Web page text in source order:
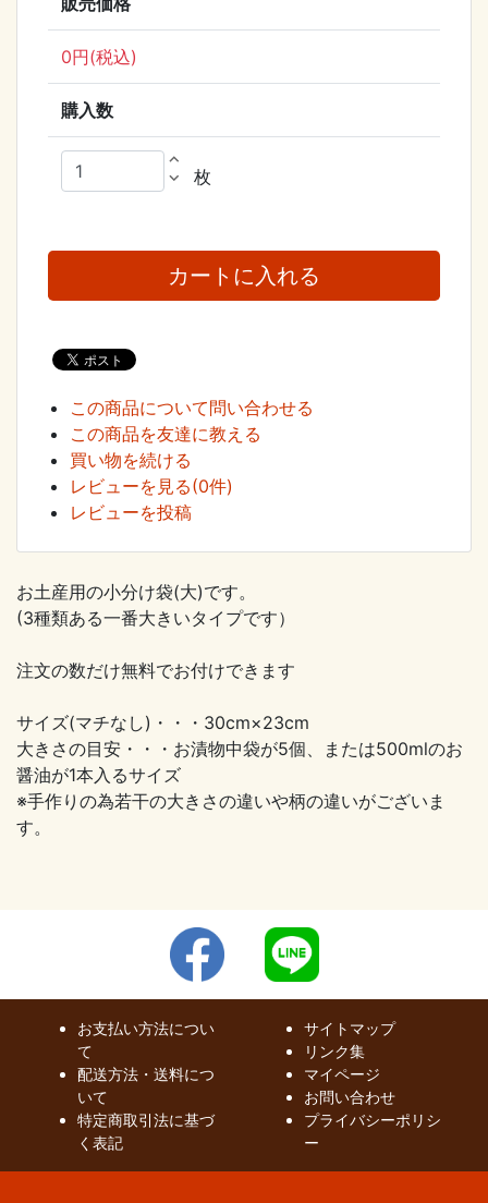
0円(税込)
購入数
expand_less
expand_more
枚
この商品について問い合わせる
この商品を友達に教える
買い物を続ける
レビューを見る(0件)
レビューを投稿
お土産用の小分け袋(大)です。
(3種類ある一番大きいタイプです）
注文の数だけ無料でお付けできます
サイズ(マチなし)・・・30cm×23cm
大きさの目安・・・お漬物中袋が5個、または500mlのお
醤油が1本入るサイズ
※手作りの為若干の大きさの違いや柄の違いがございま
す。
お支払い方法につい
て
配送方法・送料につ
いて
特定商取引法に基づ
く表記
サイトマップ
リンク集
マイページ
お問い合わせ
プライバシーポリシ
ー